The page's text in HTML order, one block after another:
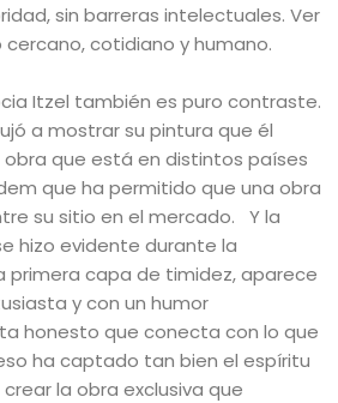
sin barreras intelectuales. Ver
cotidiano y humano.
Itzel también es puro contraste.
a mostrar su pintura que él
que está en distintos países
que ha permitido que una obra
su sitio en el mercado. Y la
hizo evidente durante la
primera capa de timidez, aparece
y con un humor
honesto que conecta con lo que
ha captado tan bien el espíritu
la obra exclusiva que